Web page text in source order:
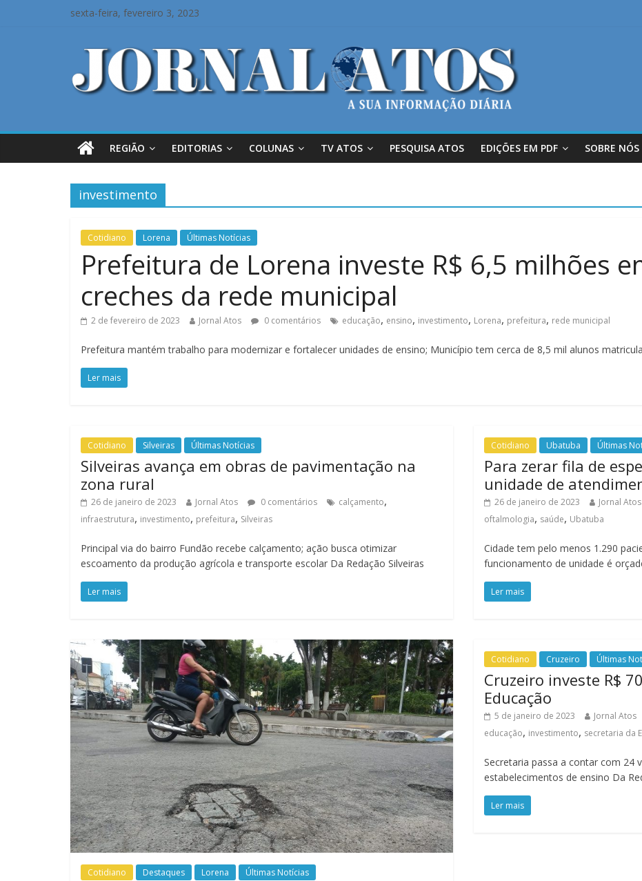
sexta-feira, fevereiro 3, 2023
REGIÃO EDITORIAS COLUNAS TV ATOS PESQUISA ATOS EDIÇÕES EM PDF SOBRE NÓS
investimento
Cotidiano Lorena Últimas Notícias
Prefeitura de Lorena investe R$ 6,5 milhões
creches da rede municipal
2 de fevereiro de 2023 Jornal Atos 0 comentários educação, ensino, investimento, Lorena, prefeitura, rede municipal
Prefeitura mantém trabalho para modernizar e fortalecer unidades de ensino; Município tem cerca de 8,5 mil alunos
Ler mais
Cotidiano Silveiras Últimas Notícias
Silveiras avança em obras de pavimentação na
zona rural
26 de janeiro de 2023 Jornal Atos 0 comentários calçamento,
infraestrutura, investimento, prefeitura, Silveiras
Principal via do bairro Fundão recebe calçamento; ação busca otimizar
escoamento da produção agrícola e transporte escolar Da Redação Silveiras
Ler mais
Cotidiano Ubatuba Últimas
Para zerar fila de
unidade de
26 de janeiro de 2023 Jornal Atos
oftalmologia, saúde, Ubatuba
Cidade tem pelo menos 1.290
funcionamento de unidade é
Ler mais
Cotidiano Destaques Lorena Últimas Notícias
Cotidiano Cruzeiro Últimas
Cruzeiro investe R$
Educação
5 de janeiro de 2023 Jornal Atos
educação, investimento, secretaria da
Secretaria passa a contar com 24
estabelecimentos de ensino Da
Ler mais